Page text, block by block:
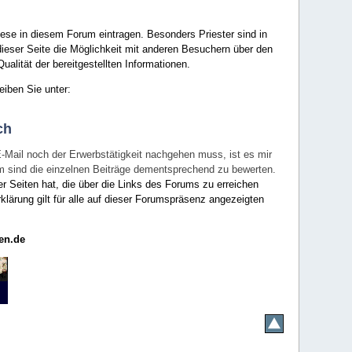
in diesem Forum eintragen. Besonders Priester sind in
Seite die Möglichkeit mit anderen Besuchern über den
der bereitgestellten Informationen.
Sie unter:
noch der Erwerbstätigkeit nachgehen muss, ist es mir
die einzelnen Beiträge dementsprechend zu bewerten.
Seiten hat, die über die Links des Forums zu erreichen
gilt für alle auf dieser Forumspräsenz angezeigten